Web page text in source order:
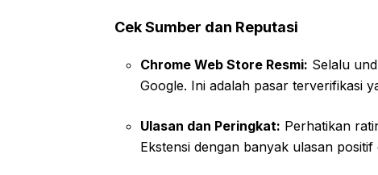
Cek Sumber dan Reputasi
Chrome Web Store Resmi: Selalu
Google. Ini adalah pasar terverifikasi
Ulasan dan Peringkat: Perhatikan
Ekstensi dengan banyak ulasan